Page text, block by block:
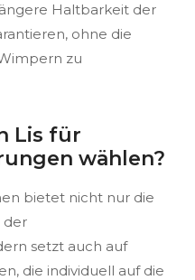
Haltbarkeit der
ohne die
zu
Lis für
wählen?
bietet nicht nur die
der
setzt auch auf
die individuell auf die